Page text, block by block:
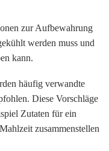
zur Aufbewahrung
werden muss und
kann.
häufig verwandte
Diese Vorschläge
Zutaten für ein
zusammenstellen